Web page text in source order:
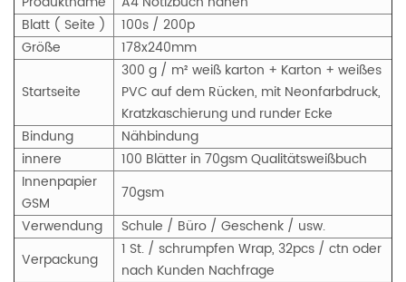
Blatt ( Seite )
100s / 200p
Größe
178x240mm
Startseite
300 g / m² weiß karton + Karton + weißes
PVC auf dem Rücken, mit Neonfarbdruck,
Kratzkaschierung und runder Ecke
Bindung
Nähbindung
innere
100 Blätter in 70gsm Qualitätsweißbuch
Innenpapier
GSM
70gsm
Verwendung
Schule / Büro / Geschenk / usw.
Verpackung
1 St. / schrumpfen Wrap, 32pcs / ctn oder
nach Kunden Nachfrage